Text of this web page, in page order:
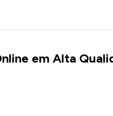
em Alta